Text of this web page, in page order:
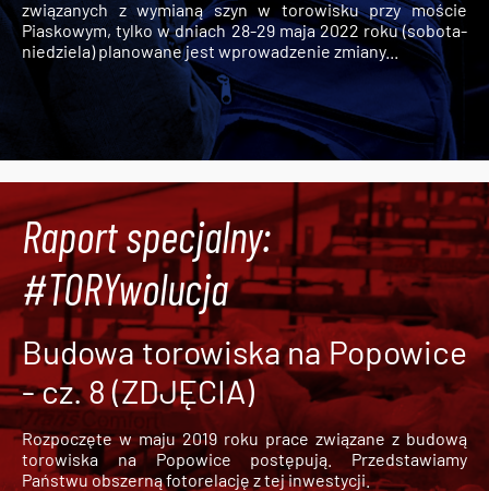
związanych z wymianą szyn w torowisku przy moście
Piaskowym, tylko w dniach 28-29 maja 2022 roku (sobota-
niedziela) planowane jest wprowadzenie zmiany...
Raport specjalny:
#TORYwolucja
Budowa torowiska na Popowice
- cz. 8 (ZDJĘCIA)
Rozpoczęte w maju 2019 roku prace związane z budową
torowiska na Popowice
postępują. Przedstawiamy
Państwu obszerną fotorelację z tej inwestycji.